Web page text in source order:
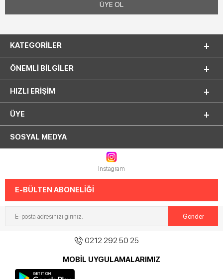
ÜYE OL
KATEGORILER
ÖNEMLI BILGILER
HIZLI ERIŞIM
ÜYE
SOSYAL MEDYA
Instagram
E-BÜLTEN ABONELİĞİ
0212 292 50 25
MOBİL UYGULAMALARIMIZ